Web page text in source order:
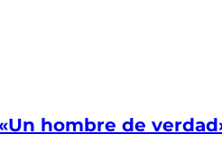
«Un hombre de